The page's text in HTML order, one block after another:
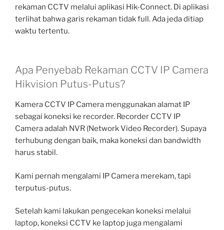
rekaman CCTV melalui aplikasi Hik-Connect. Di aplikasi
terlihat bahwa garis rekaman tidak full. Ada jeda ditiap
waktu tertentu.
Apa Penyebab Rekaman CCTV IP Camera
Hikvision Putus-Putus?
Kamera CCTV IP Camera menggunakan alamat IP
sebagai koneksi ke recorder. Recorder CCTV IP
Camera adalah NVR (Network Video Recorder). Supaya
terhubung dengan baik, maka koneksi dan bandwidth
harus stabil.
Kami pernah mengalami IP Camera merekam, tapi
terputus-putus.
Setelah kami lakukan pengecekan koneksi melalui
laptop, koneksi CCTV ke laptop juga mengalami